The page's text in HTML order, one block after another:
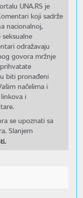
UNA.RS je
koji sadrže
nacionalnoj,
odražavaju
govora mržnje
biti pronađeni
načelima i
i
se upoznati sa
Slanjem